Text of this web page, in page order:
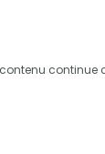
contenu continue